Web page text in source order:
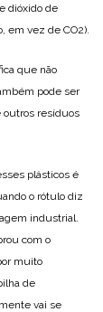
dióxido de
em vez de CO2).
que não
pode ser
outros resíduos
plásticos é
o rótulo diz
industrial.
com o
muito
de
vai se